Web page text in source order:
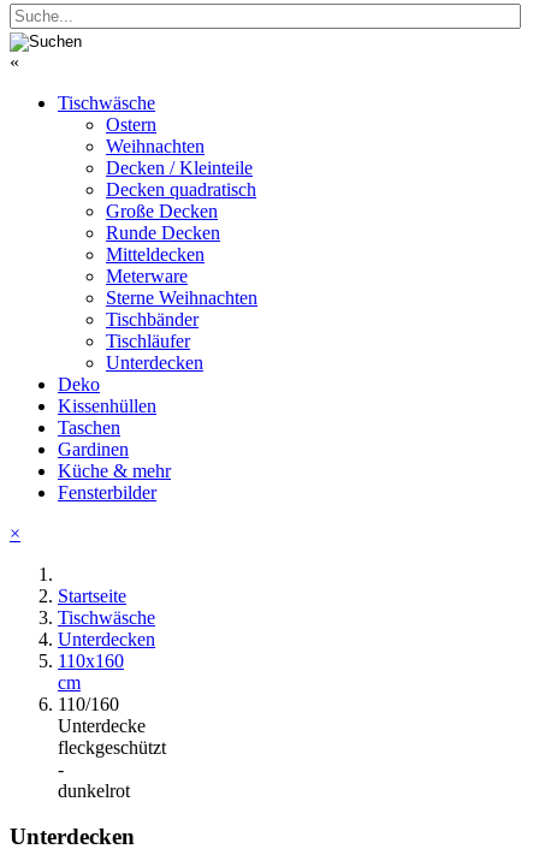
«
Tischwäsche
Ostern
Weihnachten
Decken / Kleinteile
Decken quadratisch
Große Decken
Runde Decken
Mitteldecken
Meterware
Sterne Weihnachten
Tischbänder
Tischläufer
Unterdecken
Deko
Kissenhüllen
Taschen
Gardinen
Küche & mehr
Fensterbilder
×
Startseite
Tischwäsche
Unterdecken
110x160
cm
110/160
Unterdecke
fleckgeschützt
-
dunkelrot
Unterdecken